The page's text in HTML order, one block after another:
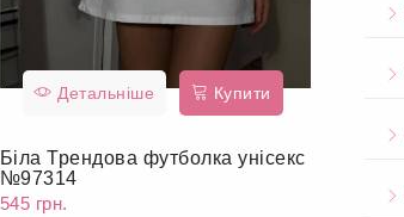
Детальніше Купити
Біла Трендова футболка унісекс
№97314
545 грн.